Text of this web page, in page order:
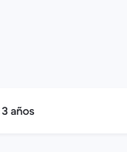
3 años